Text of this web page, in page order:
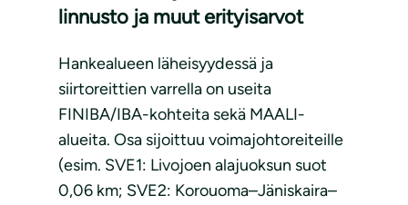
linnusto ja muut erityisarvot
Hankealueen läheisyydessä ja
siirtoreittien varrella on useita
FINIBA/IBA-kohteita sekä MAALI-
alueita. Osa sijoittuu voimajohtoreiteille
(esim. SVE1: Livojoen alajuoksun suot
0,06 km; SVE2: Korouoma–Jäniskaira–